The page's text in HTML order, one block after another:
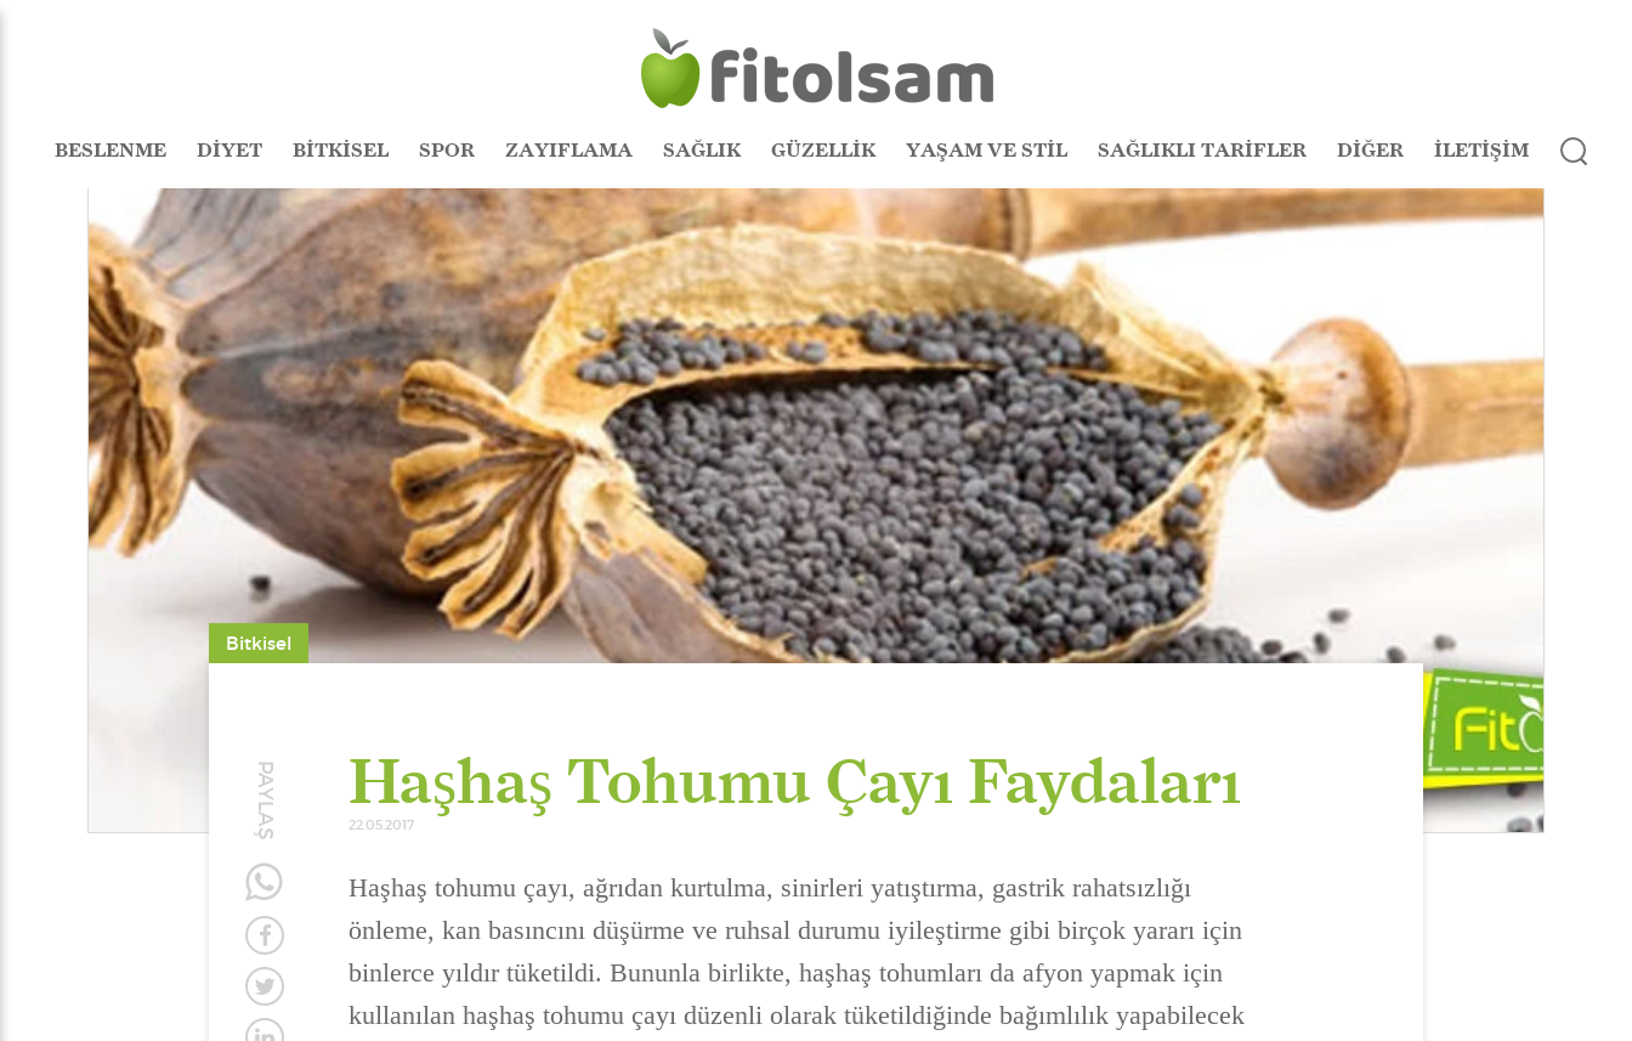
BESLENME DİYET BİTKİSEL SPOR ZAYIFLAMA SAĞLIK GÜZELLİK YAŞAM VE STİL SAĞLIKLI TARİFLER DİĞER İLETİŞİM
PAYLAŞ
Bitkisel
Haşhaş Tohumu Çayı Faydaları
22.05.2017
Haşhaş tohumu çayı, ağrıdan kurtulma, sinirleri yatıştırma, gastrik rahatsızlığı
önleme, kan basıncını düşürme ve ruhsal durumu iyileştirme gibi birçok yararı için
binlerce yıldır tüketildi. Bununla birlikte, haşhaş tohumları da afyon yapmak için
kullanılan haşhaş tohumu çayı düzenli olarak tüketildiğinde bağımlılık yapabilecek